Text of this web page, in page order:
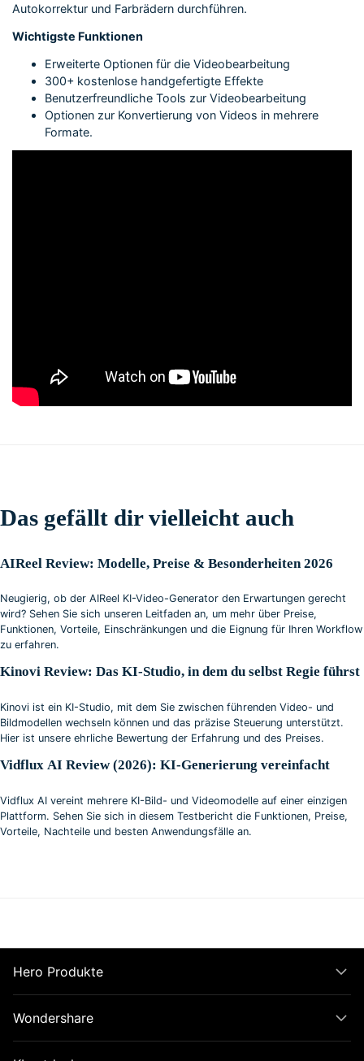
Autokorrektur und Farbrädern durchführen.
Wichtigste Funktionen
Erweiterte Optionen für die Videobearbeitung
300+ kostenlose handgefertigte Effekte
Benutzerfreundliche Tools zur Videobearbeitung
Optionen zur Konvertierung von Videos in mehrere
Formate.
Das gefällt dir vielleicht auch
AIReel Review: Modelle, Preise & Besonderheiten 2026
Neugierig, ob der AIReel KI-Video-Generator den Erwartungen gerecht
wird? Sehen Sie sich unseren Leitfaden an, um mehr über Preise,
Funktionen, Vorteile, Einschränkungen und die Eignung für Ihren Workflow
zu erfahren.
Kinovi Review: Das KI-Studio, in dem du selbst Regie führst
Kinovi ist ein KI-Studio, mit dem Sie zwischen führenden Video- und
Bildmodellen wechseln können und das präzise Steuerung unterstützt.
Hier ist unsere ehrliche Bewertung der Erfahrung und des Preises.
Vidflux AI Review (2026): KI-Generierung vereinfacht
Vidflux AI vereint mehrere KI-Bild- und Videomodelle auf einer einzigen
Plattform. Sehen Sie sich in diesem Testbericht die Funktionen, Preise,
Vorteile, Nachteile und besten Anwendungsfälle an.
Hero Produkte
Wondershare